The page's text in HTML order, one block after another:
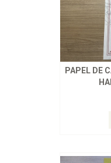
PAPEL DE